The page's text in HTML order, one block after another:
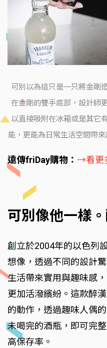
可別以為這只是一只將金剛
在金剛的雙手底部，設計師
以直接吸附在冰箱或是其它
能，更能為日常生活空間帶來
遠傳friDay購物： →看更
可別像他一樣
創立於2004年的以色列
想像，透過不同的設計
生活帶來實用與趣味感
更加活潑繽紛。這款醉
的動作，透過趣味人偶
未喝完的酒瓶，即可完
高保存率。